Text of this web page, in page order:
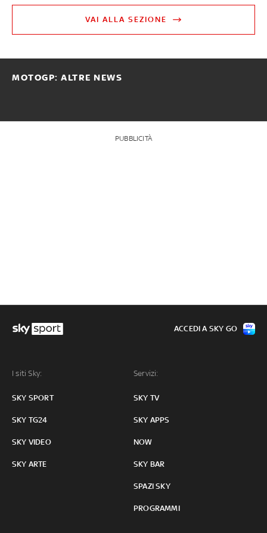
VAI ALLA SEZIONE
MOTOGP: ALTRE NEWS
PUBBLICITÀ
I siti Sky:
SKY SPORT
SKY TG24
SKY VIDEO
SKY ARTE
Servizi:
SKY TV
SKY APPS
NOW
SKY BAR
SPAZI SKY
PROGRAMMI
ACCEDI A SKY GO